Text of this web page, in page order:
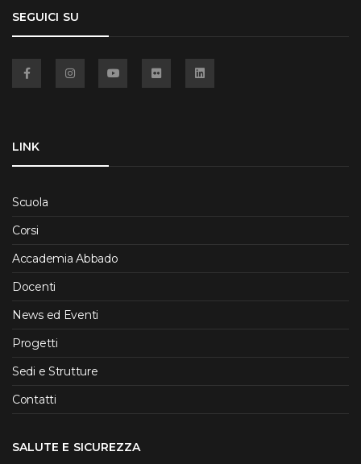
SEGUICI SU
LINK
Scuola
Corsi
Accademia Abbado
Docenti
News ed Eventi
Progetti
Sedi e Strutture
Contatti
SALUTE E SICUREZZA